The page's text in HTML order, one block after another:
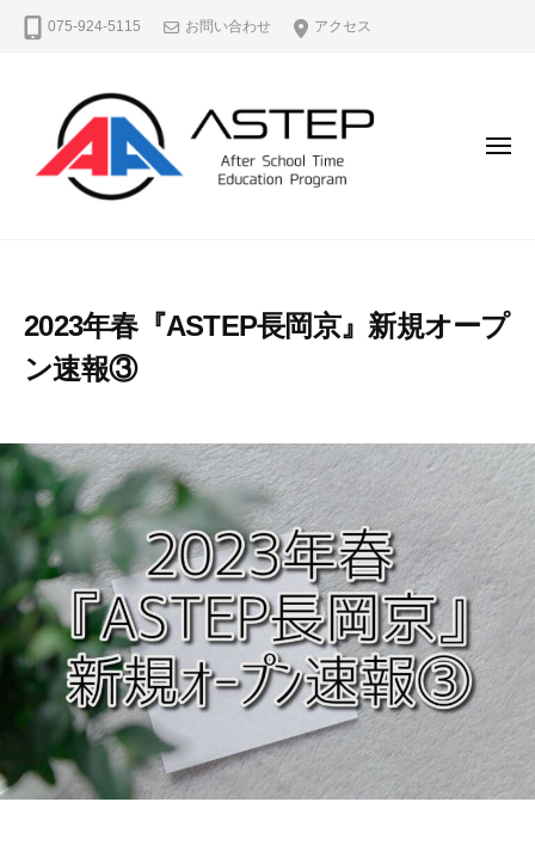
075-924-5115 お問い合わせ アクセス
E
P
ア
ス
テ
ッ
プ
）
公
式
ホ
ム
ペ
く
生
き
、
よ
り
つ
よ
く
生
き
メ
2023年春『ASTEP長岡京』新規オープ
ン速報③
ア
）
式
ム
ペ
ー
ジ